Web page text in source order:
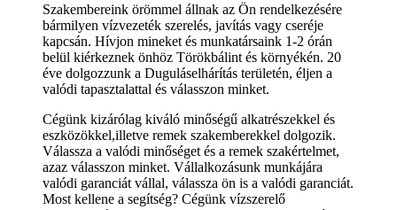
Szakembereink örömmel állnak az Ön rendelkezésére
bármilyen vízvezeték szerelés, javítás vagy cseréje
kapcsán. Hívjon mineket és munkatársaink 1-2 órán
belül kiérkeznek önhöz Törökbálint és környékén. 20
éve dolgozzunk a Duguláselhárítás területén, éljen a
valódi tapasztalattal és válasszon minket.
Cégünk kizárólag kiváló minőségű alkatrészekkel és
eszközökkel,illetve remek szakemberekkel dolgozik.
Válassza a valódi minőséget és a remek szakértelmet,
azaz válasszon minket. Vállalkozásunk munkájára
valódi garanciát vállal, válassza ön is a valódi garanciát.
Most kellene a segítség? Cégünk vízszerelő